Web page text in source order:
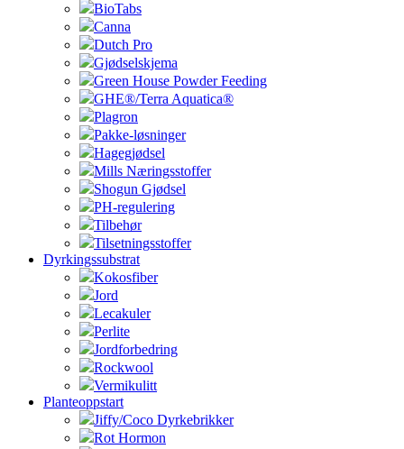
BioTabs
Canna
Dutch Pro
Gjødselskjema
Green House Powder Feeding
GHE®/Terra Aquatica®
Plagron
Pakke-løsninger
Hagegjødsel
Mills Næringsstoffer
Shogun Gjødsel
PH-regulering
Tilbehør
Tilsetningsstoffer
Dyrkingssubstrat
Kokosfiber
Jord
Lecakuler
Perlite
Jordforbedring
Rockwool
Vermikulitt
Planteoppstart
Jiffy/Coco Dyrkebrikker
Rot Hormon